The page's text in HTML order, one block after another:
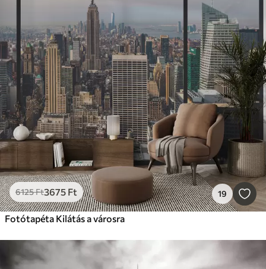
6125Ft3675 Ft 19
Fotótapéta Kilátás a városra